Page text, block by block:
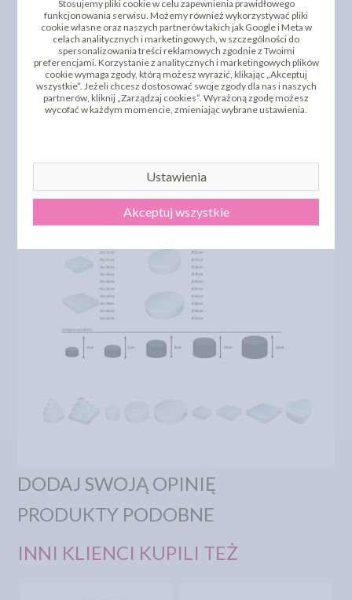
DODAJ SWOJĄ OPINIĘ
PRODUKTY PODOBNE
INNI KLIENCI KUPILI TEŻ
Stosujemy pliki cookie w celu zapewnienia prawidłowego
funkcjonowania serwisu. Możemy również wykorzystywać pliki
cookie własne oraz naszych partnerów takich jak Google i Meta w
celach analitycznych i marketingowych, w szczególności do
spersonalizowania treści reklamowych zgodnie z Twoimi
preferencjami. Korzystanie z analitycznych i marketingowych plików
cookie wymaga zgody, którą możesz wyrazić, klikając „Akceptuj
wszystkie”. Jeżeli chcesz dostosować swoje zgody dla nas i naszych
partnerów, kliknij „Zarządzaj cookies”. Wyrażoną zgodę możesz
wycofać w każdym momencie, zmieniając wybrane ustawienia.
Ustawienia
Akceptuj wszystkie